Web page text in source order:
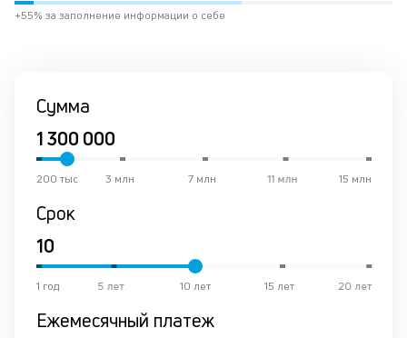
+55% за заполнение информации о себе
Сумма
15 млн
11 млн
7 млн
3 млн
200 тыс
Срок
20 лет
15 лет
10 лет
5 лет
1 год
Ежемесячный платеж